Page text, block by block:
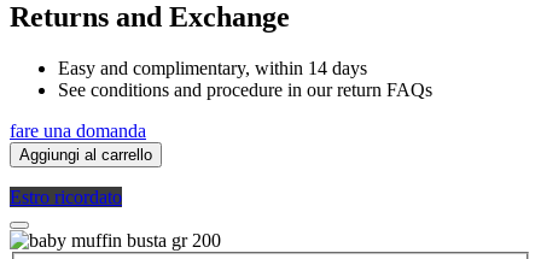
Returns and Exchange
Easy and complimentary, within 14 days
See conditions and procedure in our return FAQs
fare una domanda
Aggiungi al carrello
Estro ricordato